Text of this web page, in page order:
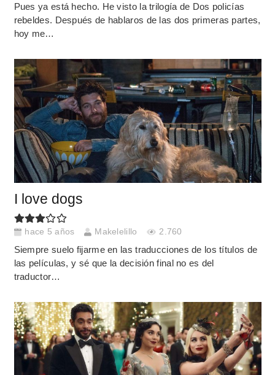
Pues ya está hecho. He visto la trilogía de Dos policías
rebeldes. Después de hablaros de las dos primeras partes,
hoy me…
I love dogs
hace 5 años Makelelillo 2.760
Siempre suelo fijarme en las traducciones de los títulos de
las películas, y sé que la decisión final no es del
traductor…